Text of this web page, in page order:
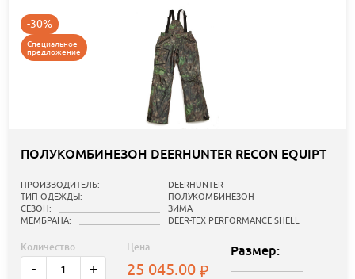
-30%
Специальное
предложение
ПОЛУКОМБИНЕЗОН DEERHUNTER RECON EQUIPT
ПРОИЗВОДИТЕЛЬ:
DEERHUNTER
ТИП ОДЕЖДЫ:
ПОЛУКОМБИНЕЗОН
СЕЗОН:
ЗИМА
МЕМБРАНА:
DEER-TEX PERFORMANCE SHELL
Количество:
- +
Цена:
25 045.00
Размер: